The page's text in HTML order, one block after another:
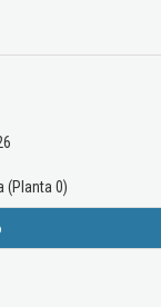
(Planta 0)